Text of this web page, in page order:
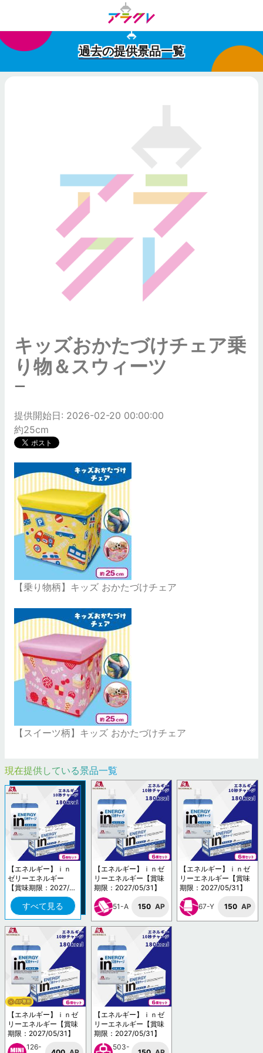
過去の提供景品一覧
キッズおかたづけチェア乗
り物＆スウィーツ
ー
提供開始日: 2026-02-20 00:00:00
約25cm
【乗り物柄】キッズ おかたづけチェア
【スイーツ柄】キッズ おかたづけチェア
現在提供している景品一覧
【エネルギー】ｉｎ
ゼリーエネルギー
【賞味期限：2027/0
5/31】
すべて見る
【エネルギー】ｉｎゼ
リーエネルギー【賞味
期限：2027/05/31】
51-A 150 AP
【エネルギー】ｉｎゼ
リーエネルギー【賞味
期限：2027/05/31】
67-Y 150 AP
【エネルギー】ｉｎゼ
リーエネルギー【賞味
期限：2027/05/31】
126-
【エネルギー】ｉｎゼ
リーエネルギー【賞味
期限：2027/05/31】
503-